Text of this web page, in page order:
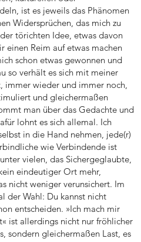
ist es jeweils das Phänomen
Widersprüchen, das mich zu
törichten Idee, etwas davon
einen Reim auf etwas machen
schon etwas gewonnen und
so verhält es sich mit meiner
immer wieder und immer noch,
und gleichermaßen
man über das Gedachte und
lohnt es sich allemal. Ich
in die Hand nehmen, jede(r)
wie Verbindende ist
vielen, das Sichergeglaubte,
eindeutiger Ort mehr,
nicht weniger verunsichert. Im
der Wahl: Du kannst nicht
entscheiden. »Ich mach mir
ist allerdings nicht nur fröhlicher
sondern gleichermaßen Last, es